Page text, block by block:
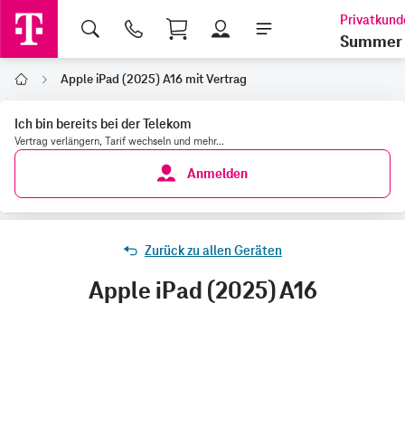
Shopping Cart
Summer
Home Apple iPad (2025) A16 mit Vertrag
Ich bin bereits bei der Telekom
Vertrag verlängern, Tarif wechseln und mehr...
Anmelden
Zurück zu allen Geräten
Apple iPad (2025) A16